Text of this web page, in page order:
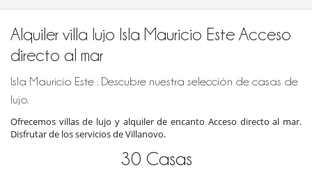
Alquiler villa lujo Isla Mauricio Este Acceso
directo al mar
Isla Mauricio Este : Descubre nuestra selección de casas de
lujo.
Ofrecemos villas de lujo y alquiler de encanto Acceso directo al mar.
Disfrutar de los servicios de Villanovo.
30 Casas